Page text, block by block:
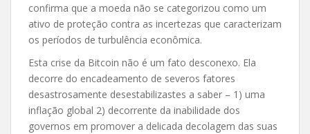
confirma que a moeda não se categorizou como um
ativo de proteção contra as incertezas que caracterizam
os períodos de turbulência econômica.
Esta crise da Bitcoin não é um fato desconexo. Ela
decorre do encadeamento de severos fatores
desastrosamente desestabilizastes a saber – 1) uma
inflação global 2) decorrente da inabilidade dos
governos em promover a delicada decolagem das suas